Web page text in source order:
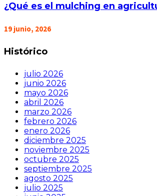
¿Qué es el mulching en
19 junio, 2026
Histórico
julio 2026
junio 2026
mayo 2026
abril 2026
marzo 2026
febrero 2026
enero 2026
diciembre 2025
noviembre 2025
octubre 2025
septiembre 2025
agosto 2025
julio 2025